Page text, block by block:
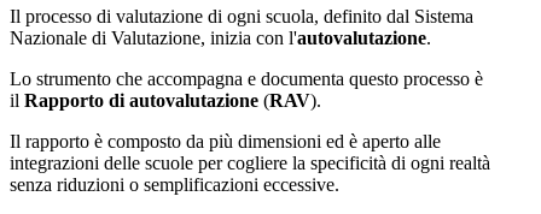
Il processo di valutazione di ogni scuola, definito dal Sistema
Nazionale di Valutazione, inizia con l'autovalutazione.
Lo strumento che accompagna e documenta questo processo è
il Rapporto di autovalutazione (RAV).
Il rapporto è composto da più dimensioni ed è aperto alle
integrazioni delle scuole per cogliere la specificità di ogni realtà
senza riduzioni o semplificazioni eccessive.